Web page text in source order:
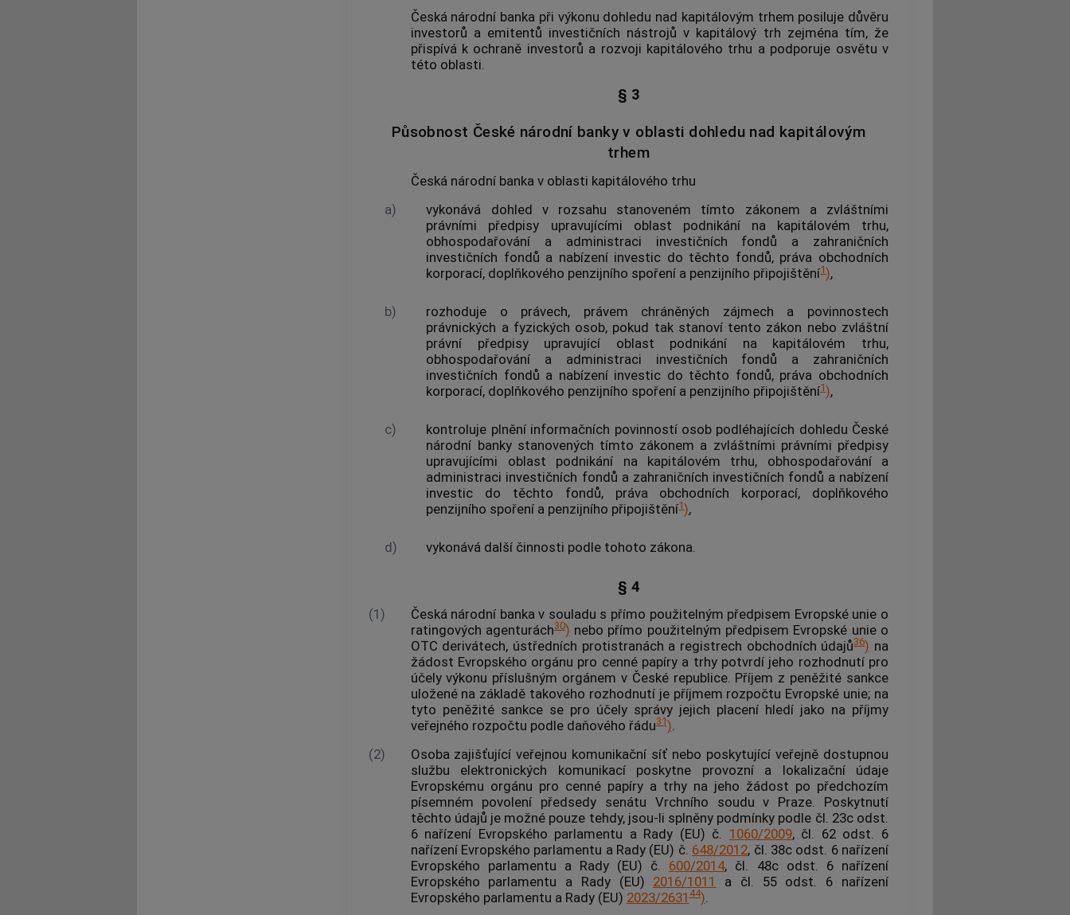
Česká národní banka při výkonu dohledu nad kapitálovým trhem posiluje důvěru
investorů a emitentů investičních nástrojů v kapitálový trh zejména tím, že
přispívá k ochraně investorů a rozvoji kapitálového trhu a podporuje osvětu v
této oblasti.
§ 3
Působnost České národní banky v oblasti dohledu nad kapitálovým
trhem
Česká národní banka v oblasti kapitálového trhu
a)
vykonává dohled v rozsahu stanoveném tímto zákonem a zvláštními
právními předpisy upravujícími oblast podnikání na kapitálovém trhu,
obhospodařování a administraci investičních fondů a zahraničních
investičních fondů a nabízení investic do těchto fondů, práva obchodních
korporací, doplňkového penzijního spoření a penzijního připojištění1),
b)
rozhoduje o právech, právem chráněných zájmech a povinnostech
právnických a fyzických osob, pokud tak stanoví tento zákon nebo zvláštní
právní předpisy upravující oblast podnikání na kapitálovém trhu,
obhospodařování a administraci investičních fondů a zahraničních
investičních fondů a nabízení investic do těchto fondů, práva obchodních
korporací, doplňkového penzijního spoření a penzijního připojištění1),
c)
kontroluje plnění informačních povinností osob podléhajících dohledu České
národní banky stanovených tímto zákonem a zvláštními právními předpisy
upravujícími oblast podnikání na kapitálovém trhu, obhospodařování a
administraci investičních fondů a zahraničních investičních fondů a nabízení
investic do těchto fondů, práva obchodních korporací, doplňkového
penzijního spoření a penzijního připojištění1),
d) vykonává další činnosti podle tohoto zákona.
§ 4
(1)
Česká národní banka v souladu s přímo použitelným předpisem Evropské unie o
ratingových agenturách30) nebo přímo použitelným předpisem Evropské unie o
OTC derivátech, ústředních protistranách a registrech obchodních údajů36) na
žádost Evropského orgánu pro cenné papíry a trhy potvrdí jeho rozhodnutí pro
účely výkonu příslušným orgánem v České republice. Příjem z peněžité sankce
uložené na základě takového rozhodnutí je příjmem rozpočtu Evropské unie; na
tyto peněžité sankce se pro účely správy jejich placení hledí jako na příjmy
veřejného rozpočtu podle daňového řádu31)
(2)
Osoba zajišťující veřejnou komunikační síť nebo poskytující veřejně dostupnou
službu elektronických komunikací poskytne provozní a lokalizační údaje
Evropskému orgánu pro cenné papíry a trhy na jeho žádost po předchozím
písemném povolení předsedy senátu Vrchního soudu v Praze. Poskytnutí
těchto údajů je možné pouze tehdy, jsou-li splněny podmínky podle čl. 23c odst.
6 nařízení Evropského parlamentu a Rady (EU) č. 1060/2009, čl. 62 odst. 6
nařízení Evropského parlamentu a Rady (EU) č. 648/2012, čl. 38c odst. 6 nařízení
Evropského parlamentu a Rady (EU) č. 600/2014, čl. 48c odst. 6 nařízení
Evropského parlamentu a Rady (EU) 2016/1011
a čl. 55 odst. 6 nařízení
Evropského parlamentu a Rady (EU) 2023/263144)